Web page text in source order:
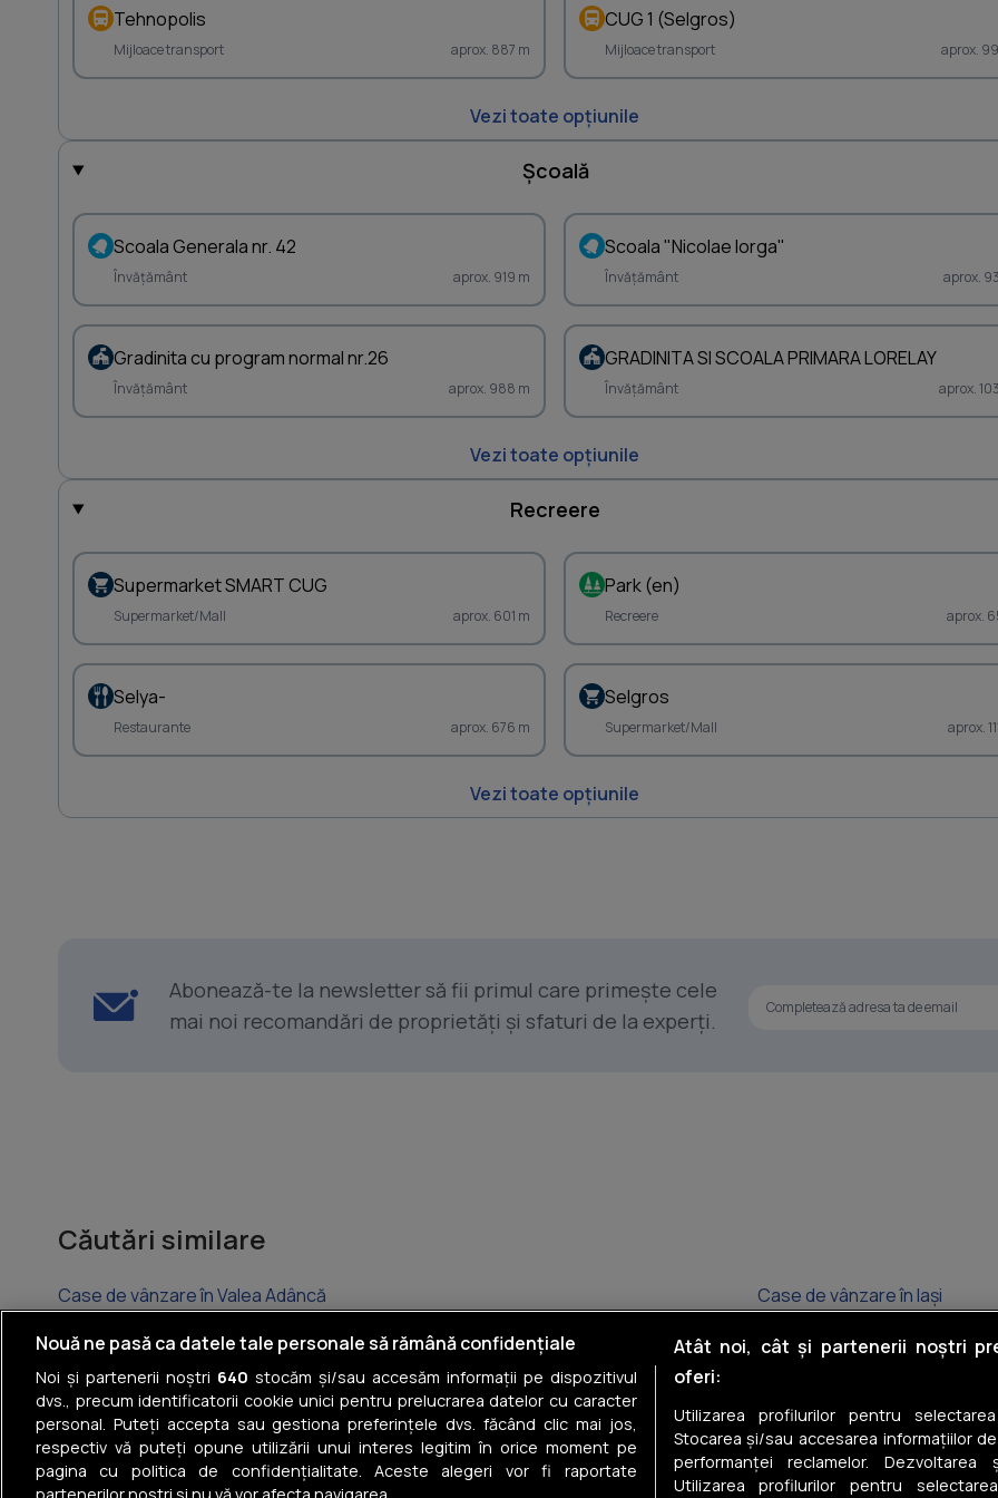
Tehnopolis
Mijloace transport aprox. 887 m
CUG 1 (Selgros)
Mijloace transport aprox.
Vezi toate opțiunile
Școală
Scoala Generala nr. 42
Învățământ aprox. 919 m
Scoala "Nicolae Iorga"
Învățământ aprox.
Gradinita cu program normal nr.26
Învățământ aprox. 988 m
GRADINITA SI SCOALA PRIMARA LORELAY
Învățământ aprox.
Vezi toate opțiunile
Recreere
Supermarket SMART CUG
Supermarket/Mall aprox. 601 m
Park (en)
Recreere aprox.
Selya-
Restaurante aprox. 676 m
Selgros
Supermarket/Mall aprox.
Vezi toate opțiunile
Abonează-te la newsletter să fii primul care primește cele
mai noi recomandări de proprietăți și sfaturi de la experți.
Căutări similare
Case de vânzare în Valea Adâncă
Case de vânzare în Iași
Case de vânzare în Miroslava
Case de vânzare în Valea
Case de vânzare în Rediu
Case de vânzare în Ciurea
Case de vânzare în Tomești
Case de vânzare în Horpaz
Case de vânzare în Breazu
Nouă ne pasă ca datele tale personale să rămână confidențiale
Noi și partenerii noștri 640 stocăm și/sau accesăm informații pe dispozitivul
dvs., precum identificatorii cookie unici pentru prelucrarea datelor cu caracter
personal. Puteți accepta sau gestiona preferințele dvs. făcând clic mai jos,
respectiv vă puteți opune utilizării unui interes legitim în orice moment pe
pagina cu politica de confidențialitate. Aceste alegeri vor fi raportate
Atât noi, cât și partenerii noștri
oferi:
Utilizarea profilurilor pentru
Stocarea și/sau accesarea informațiilor
performanței reclamelor. Dezvoltarea
Utilizarea profilurilor pentru